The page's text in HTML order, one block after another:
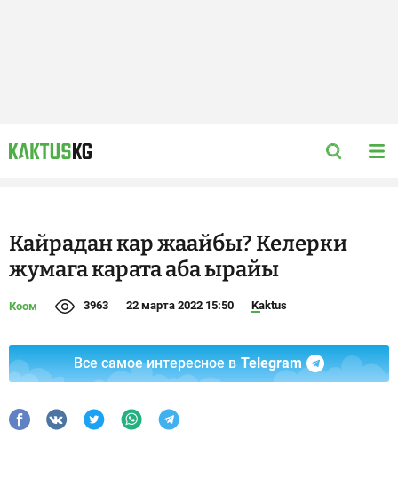
Кайрадан кар жаайбы? Келерки
жумага карата аба ырайы
Коом 3963 22 марта 2022 15:50 Kaktus
Все самое интересное в Telegram